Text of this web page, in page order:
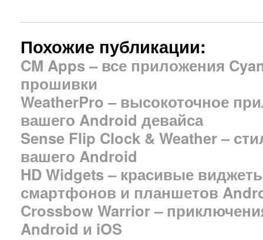
Похожие публикации:
CM Apps – все приложения
прошивки
WeatherPro – высокоточное
вашего Android девайса
Sense Flip Clock & Weather –
вашего Android
HD Widgets – красивые
смартфонов и планшетов
Crossbow Warrior –
Android и iOS